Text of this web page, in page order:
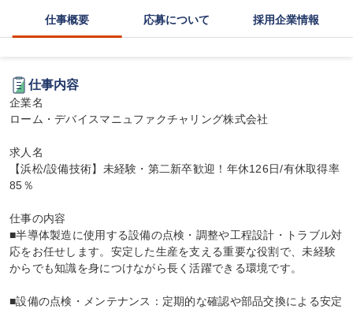
仕事概要 応募について 採用企業情報
仕事内容
企業名
ローム・デバイスマニュファクチャリング株式会社
求人名
【浜松/設備技術】未経験・第二新卒歓迎！年休126日/有休取得率
85％
仕事の内容
■半導体製造に使用する設備の点検・調整や工程設計・トラブル対
応をお任せします。安定した生産を支える重要な役割で、未経験
からでも知識を身につけながら長く活躍できる環境です。
■設備の点検・メンテナンス：定期的な確認や部品交換による安定